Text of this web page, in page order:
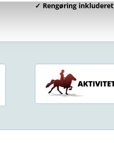
✓ Rengøring inkluderet